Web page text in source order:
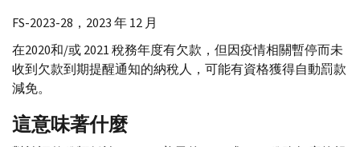
FS-2023-28，2023 年 12 月
在2020和/或 2021 稅務年度有欠款，但因疫情相關暫停而未
收到欠款到期提醒通知的納稅人，可能有資格獲得自動罰款
減免。
這意味著什麼